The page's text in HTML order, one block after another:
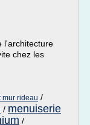
l'architecture
chez les
mur rideau /
/ menuiserie
/